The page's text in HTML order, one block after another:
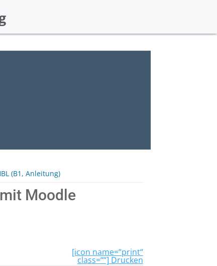
(B1, Anleitung)
Moodle
[icon name=“print“
class=““] Drucken